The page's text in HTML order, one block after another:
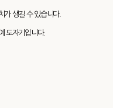
가 생길 수 있습니다.
도자기입니다.